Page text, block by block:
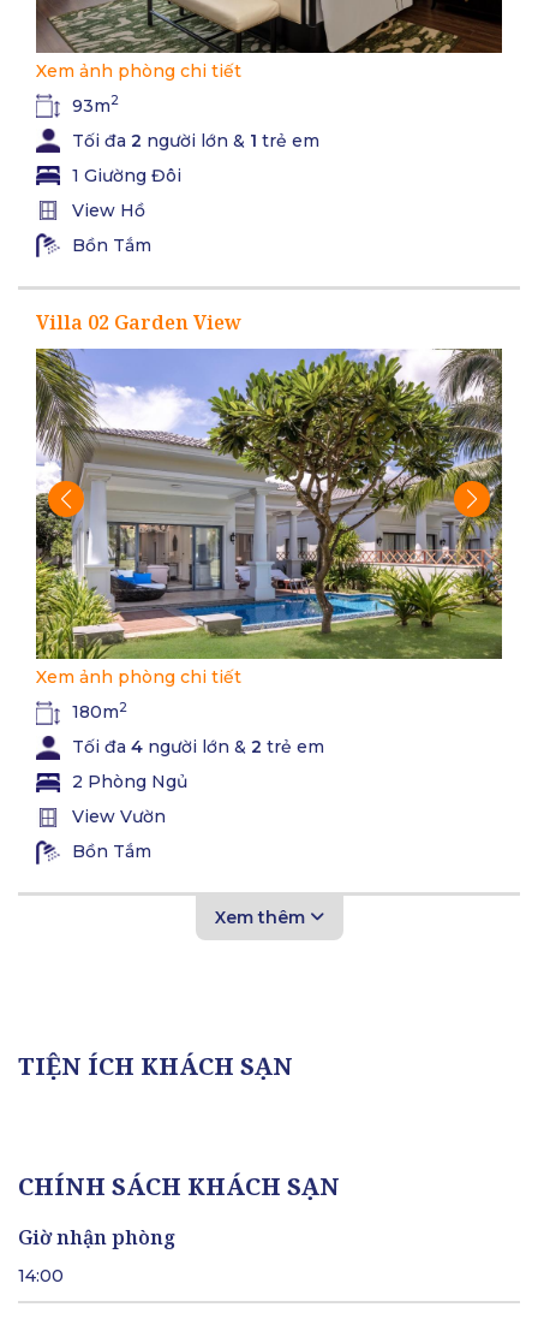
Xem ảnh phòng chi tiết
93m2
Tối đa 2 người lớn & 1 trẻ em
1 Giường Đôi
View Hồ
Bồn Tắm
Villa 02 Garden View
Xem ảnh phòng chi tiết
180m2
Tối đa 4 người lớn & 2 trẻ em
2 Phòng Ngủ
View Vườn
Bồn Tắm
Xem thêm
TIỆN ÍCH KHÁCH SẠN
CHÍNH SÁCH KHÁCH SẠN
Giờ nhận phòng
14:00